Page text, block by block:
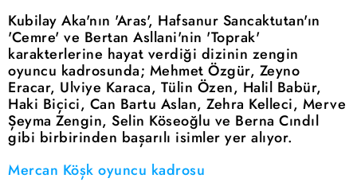
Kubilay Aka'nın 'Aras', Hafsanur Sancaktutan'ın
'Cemre' ve Bertan Asllani'nin 'Toprak'
karakterlerine hayat verdiği dizinin zengin
oyuncu kadrosunda; Mehmet Özgür, Zeyno
Eracar, Ulviye Karaca, Tülin Özen, Halil Babür,
Haki Biçici, Can Bartu Aslan, Zehra Kelleci, Merve
Şeyma Zengin, Selin Köseoğlu ve Berna Cındıl
gibi birbirinden başarılı isimler yer alıyor.
Mercan Köşk oyuncu kadrosu